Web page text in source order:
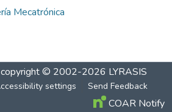
Mecatrónica
copyright © 2002-2026 LYRASIS
settings Send Feedback
COAR Notify